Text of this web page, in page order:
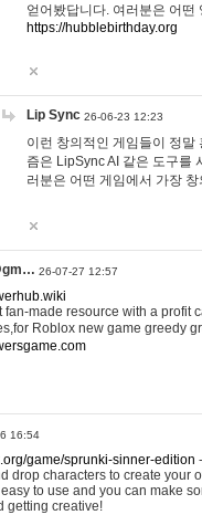
얻어봤답니다. 여러분은 어떤
https://hubblebirthday.org
Lip Sync 26-06-23 12:23
이런 창의적인 게임들이 정말
즘은 LipSync AI 같은 도구를
러분은 어떤 게임에서 가장
26-07-27 12:57
made resource with a profit
Roblox new game greedy
16:54
game/sprunki-sinner-edition
drop characters to create your
to use and you can make
getting creative!